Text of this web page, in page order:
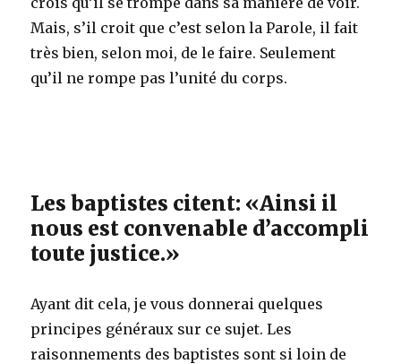
Mais, s’il croit que c’est selon la Parole, il fait
très bien, selon moi, de le faire. Seulement
qu’il ne rompe pas l’unité du corps.
Les baptistes citent: «Ainsi il
nous est convenable d’accompli
toute justice.»
Ayant dit cela, je vous donnerai quelques
principes généraux sur ce sujet. Les
raisonnements des baptistes sont si loin de